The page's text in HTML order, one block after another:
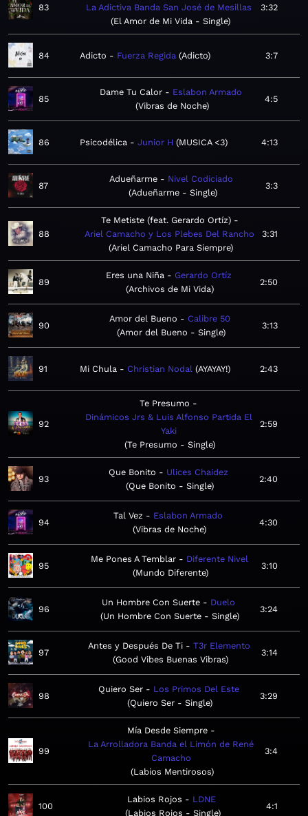
83
La Adictiva Banda San José de Mesillas
El Amor de Mi Vida - Single
3:32
84 Adicto Fuerza Regida Adicto 3:7
85
Dame Tu Calor
Eslabon Armado
Vibras de Noche
4:5
86 Psicodélica Junior H MUSICA <3 4:13
87
Adueñarme
Nivel Codiciado
Adueñarme - Single
3:3
88
Te Metiste (feat. Gerardo Ortíz)
Ariel Camacho y Los Plebes Del Rancho
Ariel Camacho Para Siempre
3:31
89
Eres una Niña
Gerardo Ortíz
Archivos de Mi Vida
2:50
90
Amor del Bueno
Calibre 50
Amor del Bueno - Single
3:13
91 Mi Chula Christian Nodal AYAYAY! 2:43
92
Te Presumo
Dinámicos Jrs & Luis Alfonso Partida El
Yaki
Te Presumo - Single
2:59
93
Que Bonito
Ulices Chaidez
Que Bonito - Single
2:40
94
Tal Vez
Eslabon Armado
Vibras de Noche
4:30
95
Me Pones A Temblar
Diferente Nivel
Mundo Diferente
3:10
96
Un Hombre Con Suerte
Duelo
Un Hombre Con Suerte - Single
3:24
97
Antes y Después De Ti
T3r Elemento
Good Vibes Buenas Vibras
3:14
98
Quiero Ser
Los Primos Del Este
Quiero Ser - Single
3:29
99
Mía Desde Siempre
La Arrolladora Banda el Limón de René
Camacho
Labios Mentirosos
3:4
100
Labios Rojos
LDNE
Labios Rojos - Single
4:1